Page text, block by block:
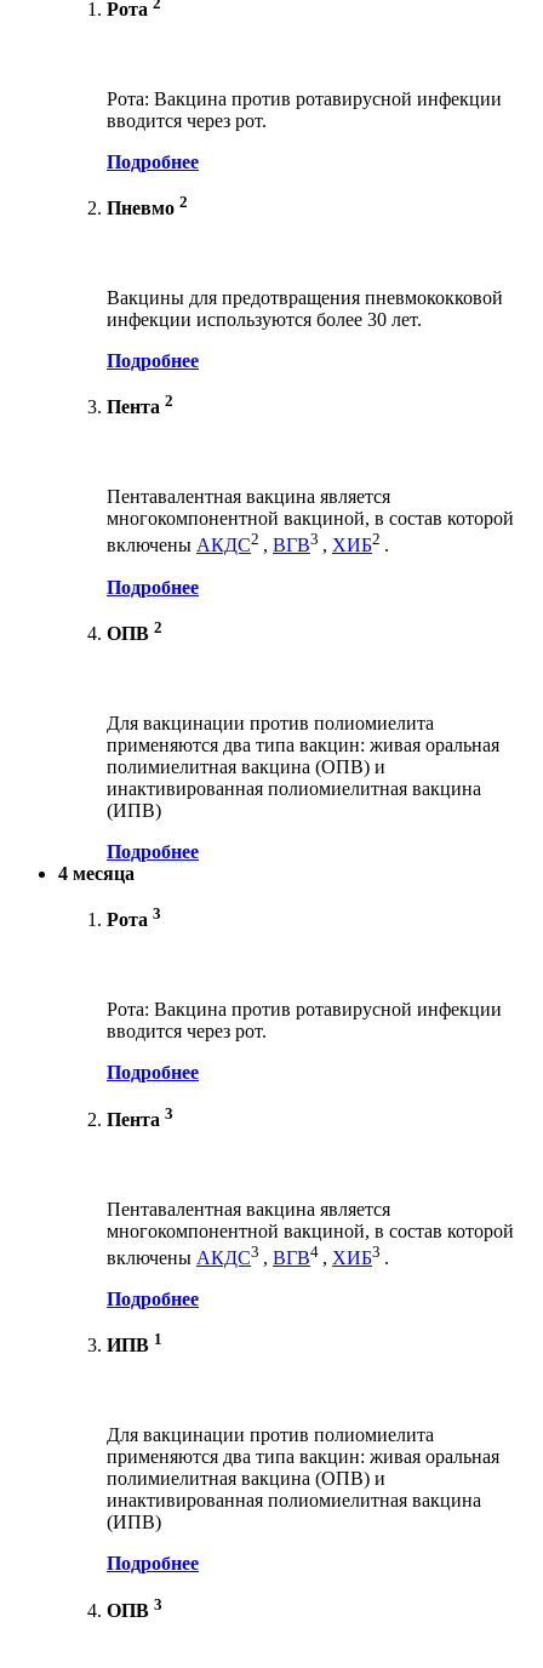
Рота
Рота: Вакцина против ротавирусной инфекции
вводится через рот.
Подробнее
Пневмо 2
Вакцины для предотвращения пневмококковой
инфекции используются более 30 лет.
Подробнее
Пента 2
Пентавалентная вакцина является
многокомпонентной вакциной, в состав которой
включены АКДС2 , ВГВ3 , ХИБ2 .
Подробнее
ОПВ 2
Для вакцинации против полиомиелита
применяются два типа вакцин: живая оральная
полимиелитная вакцина (ОПВ) и
инактивированная полиомиелитная вакцина
(ИПВ)
Подробнее
4 месяца
Рота 3
Рота: Вакцина против ротавирусной инфекции
вводится через рот.
Подробнее
Пента 3
Пентавалентная вакцина является
многокомпонентной вакциной, в состав которой
включены АКДС3 , ВГВ4 , ХИБ3 .
Подробнее
ИПВ 1
Для вакцинации против полиомиелита
применяются два типа вакцин: живая оральная
полимиелитная вакцина (ОПВ) и
инактивированная полиомиелитная вакцина
(ИПВ)
Подробнее
ОПВ 3